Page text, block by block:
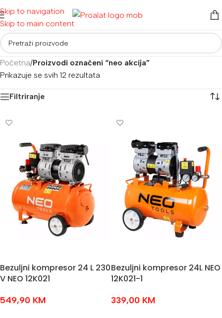
Skip to navigation
Skip to main content
Početna/Proizvodi označeni “neo akcija”
Prikazuje se svih 12 rezultata
Filtriranje
Bezuljni kompresor 24 L 230
V NEO 12K021
549,90 KM
Bezuljni kompresor 24L NEO
12K021-1
339,00 KM